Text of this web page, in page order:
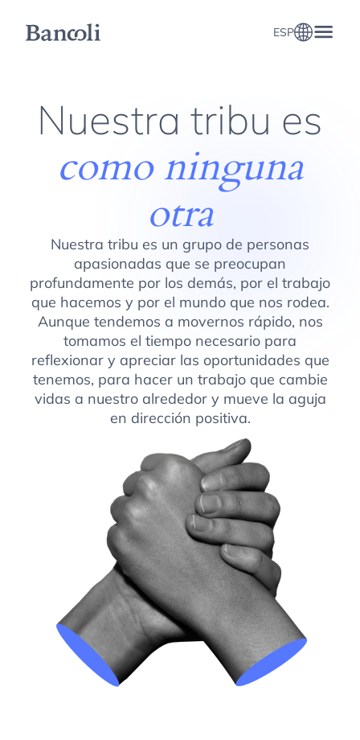
ESP
Nuestra tribu es
como ninguna
otra
Nuestra tribu es un grupo de personas
apasionadas que se preocupan
profundamente por los demás, por el trabajo
que hacemos y por el mundo que nos rodea.
Aunque tendemos a movernos rápido, nos
tomamos el tiempo necesario para
reflexionar y apreciar las oportunidades que
tenemos, para hacer un trabajo que cambie
vidas a nuestro alrededor y mueve la aguja
en dirección positiva.